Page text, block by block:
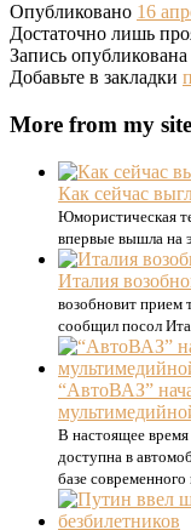
Опубликовано 16
Достаточно лишь
Запись
Добавьте в закладки
More from my site
Как сейчас
Юмористическая
впервые вышла на
Италия
возобновит прием
сообщил посол
“АвтоВАЗ”
В настоящее
доступна в
базе